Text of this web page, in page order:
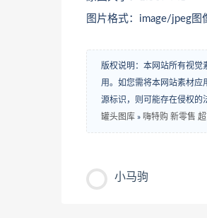
图片格式：image/jpeg图
版权说明：本网站所有视觉
用。如您需将本网站素材应
源标识，则可能存在侵权的
罐头图库 » 嗨特购 新零售
小马驹